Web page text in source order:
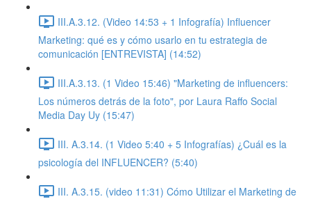
III.A.3.12. (Video 14:53 + 1 Infografía) Influencer
Marketing: qué es y cómo usarlo en tu estrategia de
comunicación [ENTREVISTA] (14:52)
III.A.3.13. (1 Video 15:46) "Marketing de influencers:
Los números detrás de la foto", por Laura Raffo Social
Media Day Uy (15:47)
III. A.3.14. (1 Video 5:40 + 5 Infografías) ¿Cuál es la
psicología del INFLUENCER? (5:40)
III. A.3.15. (video 11:31) Cómo Utilizar el Marketing de